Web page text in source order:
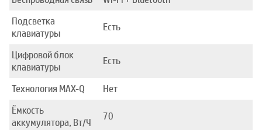
Подсветка
клавиатуры
Есть
Цифровой блок
клавиатуры
Есть
Технология MAX-Q
Нет
Ёмкость
аккумулятора, Вт/Ч
70